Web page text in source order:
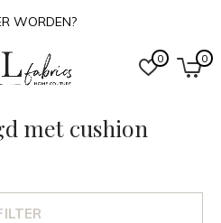
0 0
WORDEN?
met cushion